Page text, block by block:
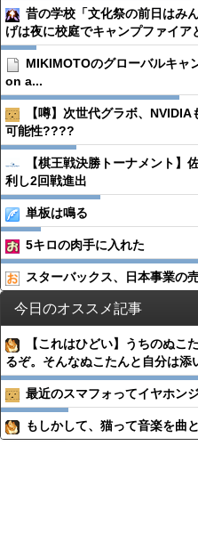
昔の学校「文化祭の前日はみ
げは夜に校庭でキャンプファイア
MIKIMOTOのグローバルキャ
on a...
【噂】次世代グラボ、
可能性????
【棋王戦決勝トーナメント】
利し2回戦進出
単板は鳴る
5キロの肉手に入れた
スターバックス、日本事業の
今日のオススメ記事
【これはひどい】うちのぬこ
るぞ。そんなぬこたんと自分は添
最近のスマフォってイヤホン
もしかして、猫って音楽を曲